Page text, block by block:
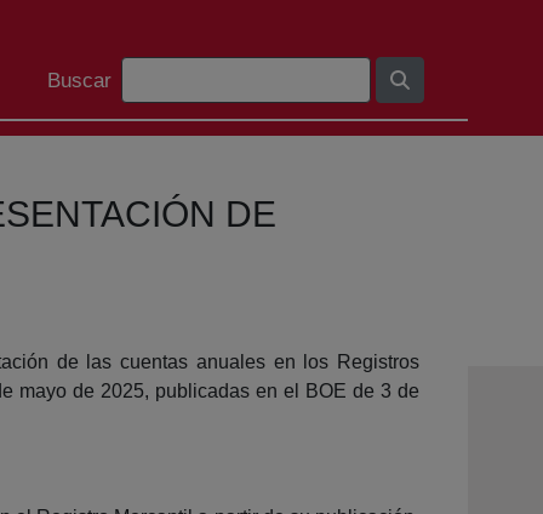
Bilaketa barra
Buscar
DE
de las cuentas anuales en los Registros
mayo de 2025, publicadas en el BOE de 3 de